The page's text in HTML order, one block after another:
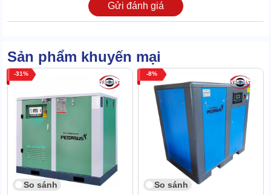
2.Điểm sáng trong cấu tạo của máy nén khí trục
vít Fusheng SA55A/W
2.1 Giao diện chắc chắn, độ rung thấp
Gửi đánh giá
Sản phẩm khuyến mại
31
So sánh
8
So sánh